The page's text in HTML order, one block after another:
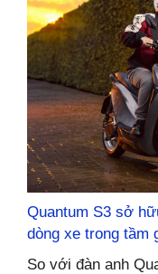
Quantum S3 sở
dòng xe trong tầm
So với đàn anh